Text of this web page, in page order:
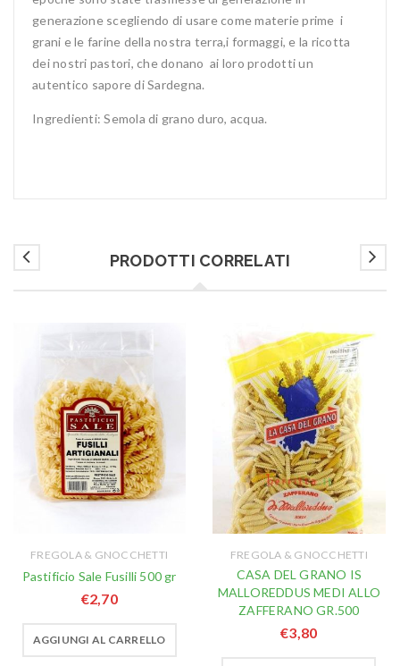
generazione scegliendo di usare come materie prime i
grani e le farine della nostra terra,i formaggi, e la ricotta
dei nostri pastori, che donano ai loro prodotti un
autentico sapore di Sardegna.
Ingredienti: Semola di grano duro, acqua.
PRODOTTI CORRELATI
FREGOLA & GNOCCHETTI
Pastificio Sale Fusilli 500 gr
€2,70
AGGIUNGI AL CARRELLO
FREGOLA & GNOCCHETTI
CASA DEL GRANO IS
MALLOREDDUS MEDI ALLO
ZAFFERANO GR.500
€3,80